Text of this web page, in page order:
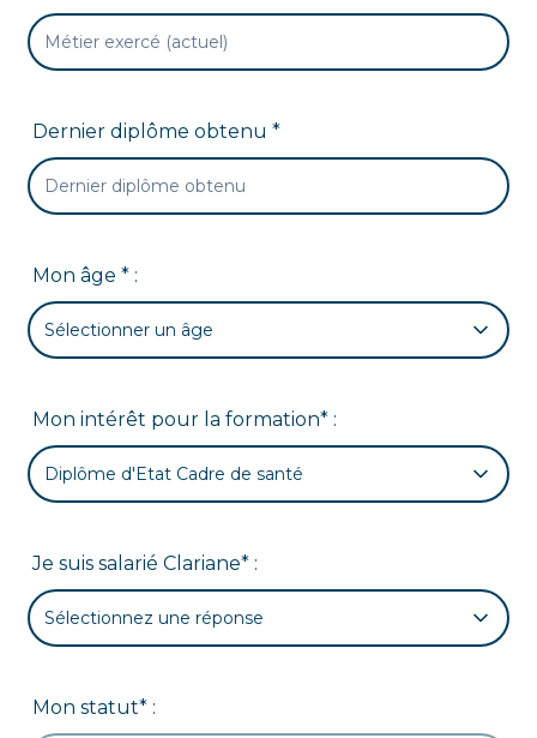
Dernier diplôme obtenu *
Mon âge * :
Sélectionner un âge
Mon intérêt pour la formation* :
Diplôme d'Etat Cadre de santé
Je suis salarié Clariane* :
Sélectionnez une réponse
Mon statut* :